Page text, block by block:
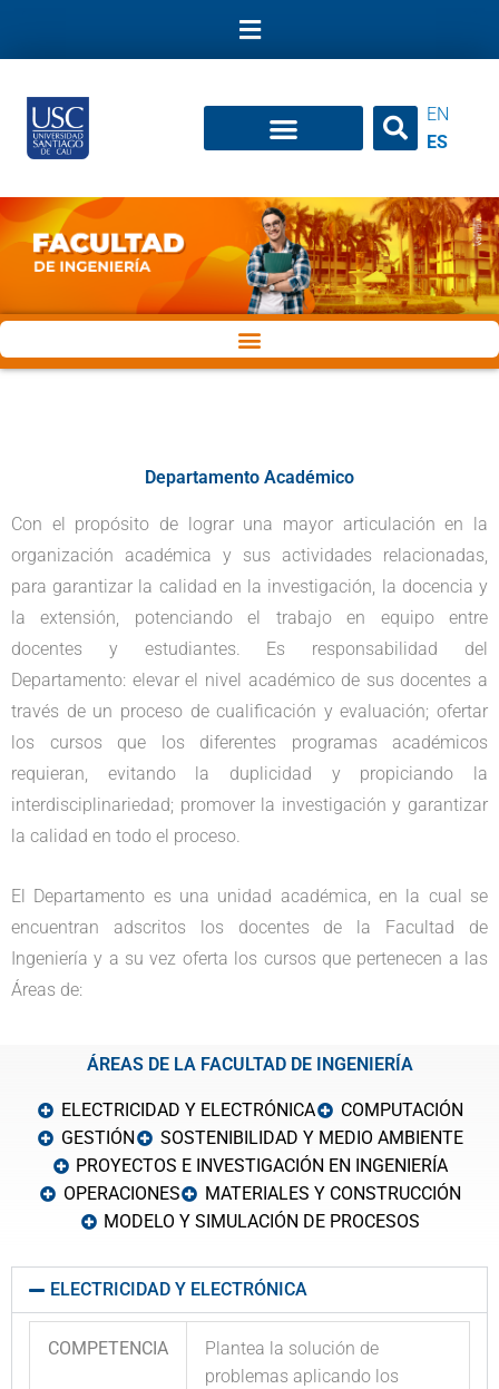
EN
ES
Departamento Académico
Con el propósito de lograr una mayor articulación en la
organización académica y sus actividades relacionadas,
para garantizar la calidad en la investigación, la docencia y
la extensión, potenciando el trabajo en equipo entre
docentes y estudiantes. Es responsabilidad del
Departamento: elevar el nivel académico de sus docentes a
través de un proceso de cualificación y evaluación; ofertar
los cursos que los diferentes programas académicos
requieran, evitando la duplicidad y propiciando la
interdisciplinariedad; promover la investigación y garantizar
la calidad en todo el proceso.
El Departamento es una unidad académica, en la cual se
encuentran adscritos los docentes de la Facultad de
Ingeniería y a su vez oferta los cursos que pertenecen a las
Áreas de:
ÁREAS DE LA FACULTAD DE INGENIERÍA
ELECTRICIDAD Y ELECTRÓNICA
COMPUTACIÓN
GESTIÓN
SOSTENIBILIDAD Y MEDIO AMBIENTE
PROYECTOS E INVESTIGACIÓN EN INGENIERÍA
OPERACIONES
MATERIALES Y CONSTRUCCIÓN
MODELO Y SIMULACIÓN DE PROCESOS
ELECTRICIDAD Y ELECTRÓNICA
COMPETENCIA
Plantea la solución de
problemas aplicando los